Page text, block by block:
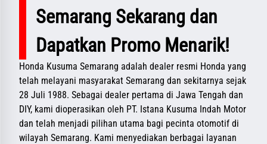
Semarang Sekarang dan
Dapatkan Promo Menarik!
Honda Kusuma Semarang adalah dealer resmi Honda yang
telah melayani masyarakat Semarang dan sekitarnya sejak
28 Juli 1988. Sebagai dealer pertama di Jawa Tengah dan
DIY, kami dioperasikan oleh PT. Istana Kusuma Indah Motor
dan telah menjadi pilihan utama bagi pecinta otomotif di
wilayah Semarang. Kami menyediakan berbagai layanan